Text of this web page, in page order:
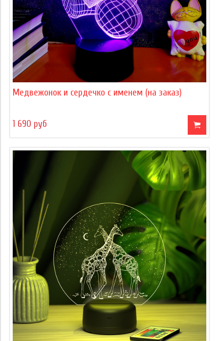
Медвежонок и сердечко с именем (на заказ)
1 690 руб